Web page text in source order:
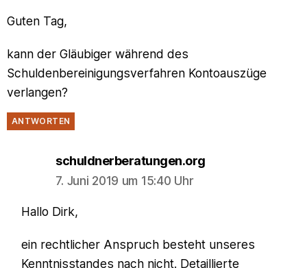
Guten Tag,
kann der Gläubiger während des
Schuldenbereinigungsverfahren Kontoauszüge
verlangen?
ANTWORTEN
schuldnerberatungen.orgsays:
7. Juni 2019 um 15:40 Uhr
Hallo Dirk,
ein rechtlicher Anspruch besteht unseres
Kenntnisstandes nach nicht. Detaillierte